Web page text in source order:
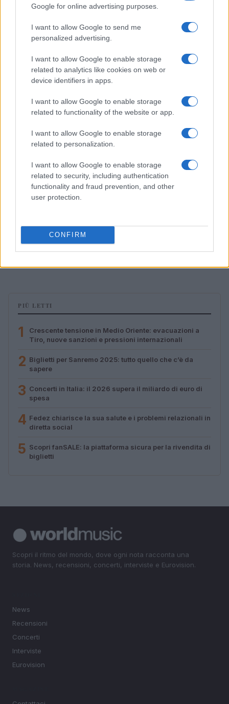
Google for online advertising purposes.
I want to allow Google to send me
personalized advertising.
I want to allow Google to enable storage
related to analytics like cookies on web or
device identifiers in apps.
I want to allow Google to enable storage
related to functionality of the website or app.
I want to allow Google to enable storage
related to personalization.
I want to allow Google to enable storage
related to security, including authentication
functionality and fraud prevention, and other
user protection.
CONFIRM
Noemi in ospedale: il racconto della riabilitazione e il
ritorno sul palco
Susanna Riva · 6 Ago 2026
NEWS
Valle d’Aosta: polemiche tra sindacato e istituzioni per
le supplenze scolastiche
PIÙ LETTI
1
Crescente tensione in Medio Oriente: evacuazioni a
Tiro, nuove sanzioni e pressioni internazionali
2 Biglietti per Sanremo 2025: tutto quello che c’è da
sapere
3 Concerti in Italia: il 2026 supera il miliardo di euro di
spesa
4 Fedez chiarisce la sua salute e i problemi relazionali in
diretta social
5 Scopri fanSALE: la piattaforma sicura per la rivendita di
biglietti
Scopri il ritmo del mondo, dove ogni nota racconta una
storia. News, recensioni, concerti, interviste e Eurovision.
News
Recensioni
Concerti
Interviste
Eurovision